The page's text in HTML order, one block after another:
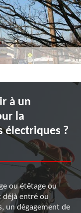
à un
la
électriques ?
ou étêtage ou
déjà entré ou
un dégagement de